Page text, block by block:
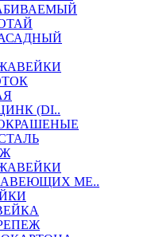
(DI..
МЕ..